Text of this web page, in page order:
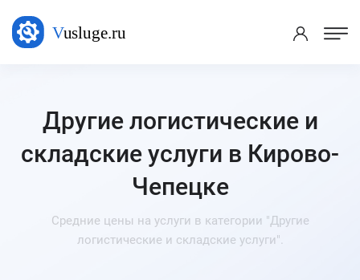
Другие логистические и
складские услуги в Кирово-
Чепецке
Средние цены на услуги в категории "Другие
логистические и складские услуги".